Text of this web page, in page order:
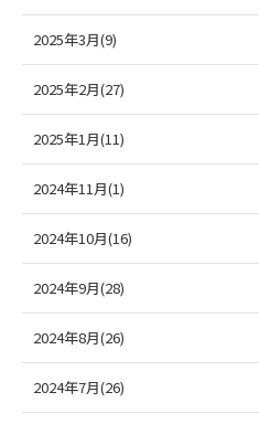
2025年3月(9)
2025年2月(27)
2025年1月(11)
2024年11月(1)
2024年10月(16)
2024年9月(28)
2024年8月(26)
2024年7月(26)